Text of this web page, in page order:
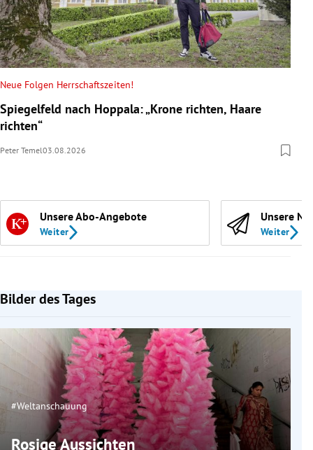
Neue Folgen Herrschaftszeiten!
Spiegelfeld nach Hoppala: „Krone richten, Haare
richten“
Peter Temel03.08.2026
Unsere Abo-Angebote
Weiter
Unsere
Weiter
Bilder des Tages
#Weltanschauung
Rosige Aussichten